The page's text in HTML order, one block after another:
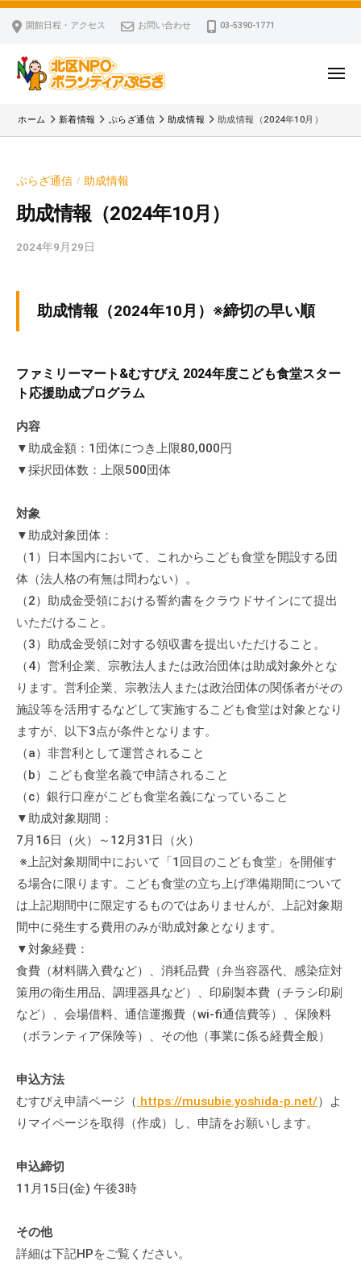
コ
ス
開館日程・アクセス お問い合わせ 03-5390-1771
区
P
・
ボ
ン
ィ
ぷ
ら
ざ
北
P
O
ボ
ぷ
ら
」
は
、
P
O
・
ン
テ
ィ
ア
活
動
の
支
援
や
活
関
す
る
総
合
的
な
情
交
流
す
。
々
な
メ
ホーム 新着情報 ぷらざ通信 助成情報 助成情報（2024年10月）
ぷらざ通信 / 助成情報
助成情報（2024年10月）
2024年9月29日
v
m
n
助成情報（2024年10月）※締切の早い順
ファミリーマート&むすびえ 2024年度こども食堂スター
ト応援助成プログラム
内容
▼助成金額：1団体につき上限80,000円
▼採択団体数：上限500団体
対象
▼助成対象団体：
（1）日本国内において、これからこども食堂を開設する団
体（法人格の有無は問わない）。
（2）助成金受領における誓約書をクラウドサインにて提出
いただけること。
（3）助成金受領に対する領収書を提出いただけること。
（4）営利企業、宗教法人または政治団体は助成対象外とな
ります。営利企業、宗教法人または政治団体の関係者がその
施設等を活用するなどして実施するこども食堂は対象となり
ますが、以下3点が条件となります。
（a）非営利として運営されること
（b）こども食堂名義で申請されること
（c）銀行口座がこども食堂名義になっていること
▼助成対象期間：
7月16日（火）～12月31日（火）
※上記対象期間中において「1回目のこども食堂」を開催す
る場合に限ります。こども食堂の立ち上げ準備期間について
は上記期間中に限定するものではありませんが、上記対象期
間中に発生する費用のみが助成対象となります。
▼対象経費：
食費（材料購入費など）、消耗品費（弁当容器代、感染症対
策用の衛生用品、調理器具など）、印刷製本費（チラシ印刷
など）、会場借料、通信運搬費（wi-fi通信費等）、保険料
（ボランティア保険等）、その他（事業に係る経費全般）
申込方法
むすびえ申請ページ（ https://musubie.yoshida-p.net/）よ
りマイページを取得（作成）し、申請をお願いします。
申込締切
11月15日(金) 午後3時
その他
詳細は下記HPをご覧ください。
区
N
O
・
ラ
ィ
ア
ぷ
ら
ー